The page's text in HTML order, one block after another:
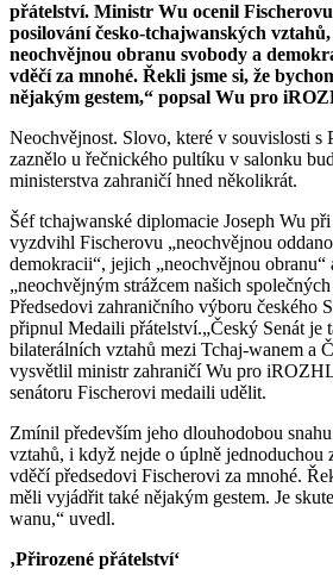
přátelství. Ministr Wu ocenil
posilování česko-tchajwanských
neochvějnou obranu svobody a
vděčí za mnohé. Řekli jsme si, že
nějakým gestem,“ popsal Wu pro
Neochvějnost. Slovo, které v souvislosti s
zaznělo u řečnického pultíku v salonku
ministerstva zahraničí hned několikrát.
Šéf tchajwanské diplomacie Joseph Wu
vyzdvihl Fischerovu „neochvějnou
demokracii“, jejich „neochvějnou obranu“
„neochvějným strážcem našich
Předsedovi zahraničního výboru českého
připnul Medaili přátelství.„Český Senát je
bilaterálních vztahů mezi Tchaj-wanem a
vysvětlil ministr zahraničí Wu pro
senátoru Fischerovi medaili udělit.
Zmínil především jeho dlouhodobou
vztahů, i když nejde o úplně jednoduchou
vděčí předsedovi Fischerovi za mnohé.
měli vyjádřit také nějakým gestem. Je
wanu,“ uvedl.
‚Přirozené přátelství‘